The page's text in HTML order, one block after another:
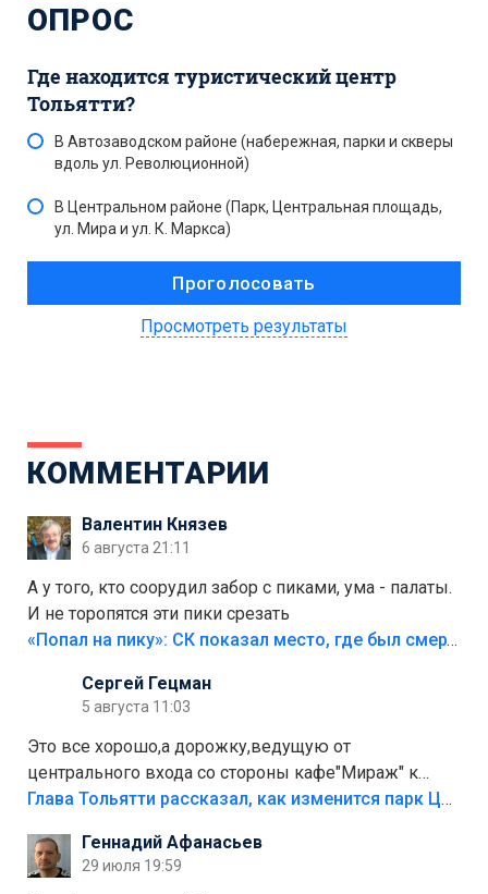
ОПРОС
Где находится туристический центр
Тольятти?
В Автозаводском районе (набережная, парки и скверы
вдоль ул. Революционной)
В Центральном районе (Парк, Центральная площадь,
ул. Мира и ул. К. Маркса)
Просмотреть результаты
КОММЕНТАРИИ
Валентин Князев
6 августа 21:11
А у того, кто соорудил забор с пиками, ума - палаты.
И не торопятся эти пики срезать
«Попал на пику»: СК показал место, где был смертельно травмирован ребенок в Тольятти
Сергей Гецман
5 августа 11:03
Это все хорошо,а дорожку,ведущую от
центрального входа со стороны кафе"Мираж" к
аттракционам слабо доделать?А то бордюры
лежала в парке и испортилась.Да еще,видимо,часть
украли.
Глава Тольятти рассказал, как изменится парк Центрального района
Геннадий Афанасьев
29 июля 19:59